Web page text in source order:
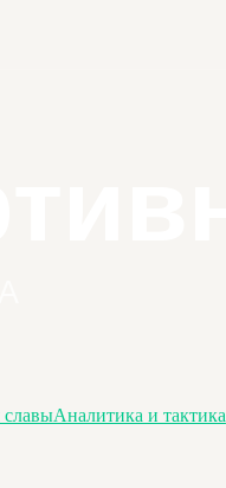
славыАналитика и тактика